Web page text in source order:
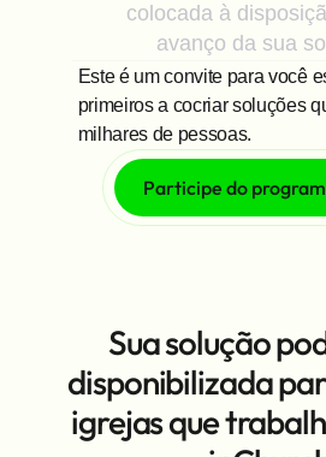
colocada à
avanço da sua
Este é um convite para você
primeiros a cocriar soluções
milhares de pessoas.
Participe do
Sua solução
disponibilizada
igrejas que